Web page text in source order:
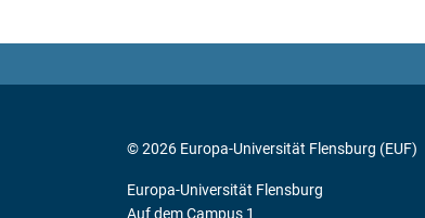
© 2026 Europa-Universität Flensburg (EUF)
Europa-Universität Flensburg
Auf dem Campus 1